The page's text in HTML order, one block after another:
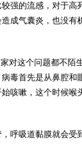
的流感，对于高
成气囊炎，也没
这个问题都不陌
毒首先是从鼻腔和
咳嗽，这个时候喉
吸道黏膜就会受